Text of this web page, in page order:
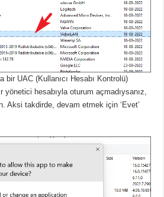
bir UAC (Kullanıcı Hesabı Kontrolü)
yönetici hesabıyla oturum açmadıysanız,
Aksi takdirde, devam etmek için ‘Evet’